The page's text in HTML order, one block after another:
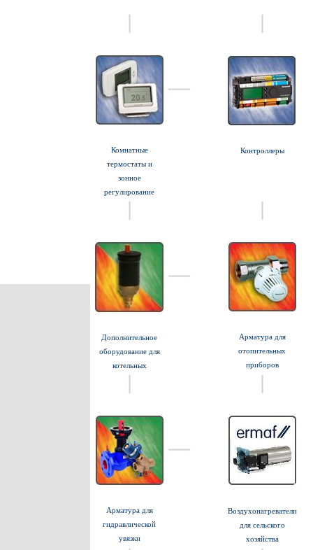
Комнатные
термостаты и
зонное
регулирование
Контроллеры
Дополнительное
оборудование для
котельных
Арматура для
отопительных
приборов
Арматура для
гидравлической
увязки
Воздухонагреватели
для сельского
хозяйства